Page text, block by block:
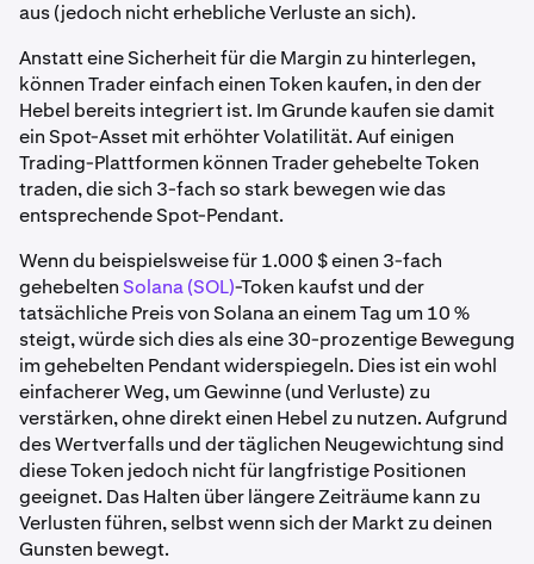
aus (jedoch nicht erhebliche Verluste an sich).
Anstatt eine Sicherheit für die Margin zu hinterlegen,
können Trader einfach einen Token kaufen, in den der
Hebel bereits integriert ist. Im Grunde kaufen sie damit
ein Spot-Asset mit erhöhter Volatilität. Auf einigen
Trading-Plattformen können Trader gehebelte Token
traden, die sich 3-fach so stark bewegen wie das
entsprechende Spot-Pendant.
Wenn du beispielsweise für 1.000 $ einen 3-fach
gehebelten Solana (SOL)-Token kaufst und der
tatsächliche Preis von Solana an einem Tag um 10 %
steigt, würde sich dies als eine 30-prozentige Bewegung
im gehebelten Pendant widerspiegeln. Dies ist ein wohl
einfacherer Weg, um Gewinne (und Verluste) zu
verstärken, ohne direkt einen Hebel zu nutzen. Aufgrund
des Wertverfalls und der täglichen Neugewichtung sind
diese Token jedoch nicht für langfristige Positionen
geeignet. Das Halten über längere Zeiträume kann zu
Verlusten führen, selbst wenn sich der Markt zu deinen
Gunsten bewegt.